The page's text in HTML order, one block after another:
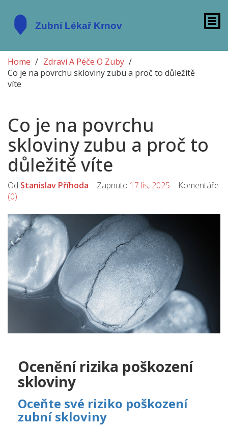
Home
Zdraví A Péče O Zuby
Co je na povrchu skloviny zubu a proč to důležitě
víte
Co je na povrchu
skloviny zubu a proč to
důležitě víte
Od Stanislav Příhoda Zapnuto 17 lis, 2025 Komentáře
(0)
Ocenění rizika poškození
skloviny
Oceňte své riziko poškození
zubní skloviny